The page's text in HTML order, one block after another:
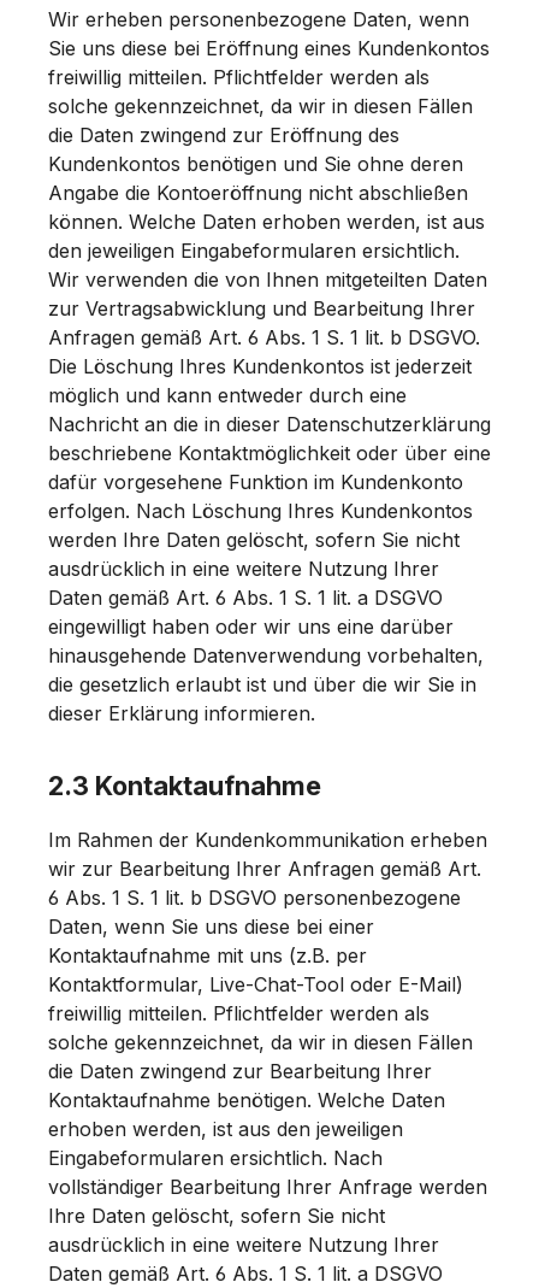
Wir erheben personenbezogene Daten, wenn
Sie uns diese bei Eröffnung eines Kundenkontos
freiwillig mitteilen. Pflichtfelder werden als
solche gekennzeichnet, da wir in diesen Fällen
die Daten zwingend zur Eröffnung des
Kundenkontos benötigen und Sie ohne deren
Angabe die Kontoeröffnung nicht abschließen
können. Welche Daten erhoben werden, ist aus
den jeweiligen Eingabeformularen ersichtlich.
Wir verwenden die von Ihnen mitgeteilten Daten
zur Vertragsabwicklung und Bearbeitung Ihrer
Anfragen gemäß Art. 6 Abs. 1 S. 1 lit. b DSGVO.
Die Löschung Ihres Kundenkontos ist jederzeit
möglich und kann entweder durch eine
Nachricht an die in dieser Datenschutzerklärung
beschriebene Kontaktmöglichkeit oder über eine
dafür vorgesehene Funktion im Kundenkonto
erfolgen. Nach Löschung Ihres Kundenkontos
werden Ihre Daten gelöscht, sofern Sie nicht
ausdrücklich in eine weitere Nutzung Ihrer
Daten gemäß Art. 6 Abs. 1 S. 1 lit. a DSGVO
eingewilligt haben oder wir uns eine darüber
hinausgehende Datenverwendung vorbehalten,
die gesetzlich erlaubt ist und über die wir Sie in
dieser Erklärung informieren.
2.3 Kontaktaufnahme
Im Rahmen der Kundenkommunikation erheben
wir zur Bearbeitung Ihrer Anfragen gemäß Art.
6 Abs. 1 S. 1 lit. b DSGVO personenbezogene
Daten, wenn Sie uns diese bei einer
Kontaktaufnahme mit uns (z.B. per
Kontaktformular, Live-Chat-Tool oder E-Mail)
freiwillig mitteilen. Pflichtfelder werden als
solche gekennzeichnet, da wir in diesen Fällen
die Daten zwingend zur Bearbeitung Ihrer
Kontaktaufnahme benötigen. Welche Daten
erhoben werden, ist aus den jeweiligen
Eingabeformularen ersichtlich. Nach
vollständiger Bearbeitung Ihrer Anfrage werden
Ihre Daten gelöscht, sofern Sie nicht
ausdrücklich in eine weitere Nutzung Ihrer
Daten gemäß Art. 6 Abs. 1 S. 1 lit. a DSGVO